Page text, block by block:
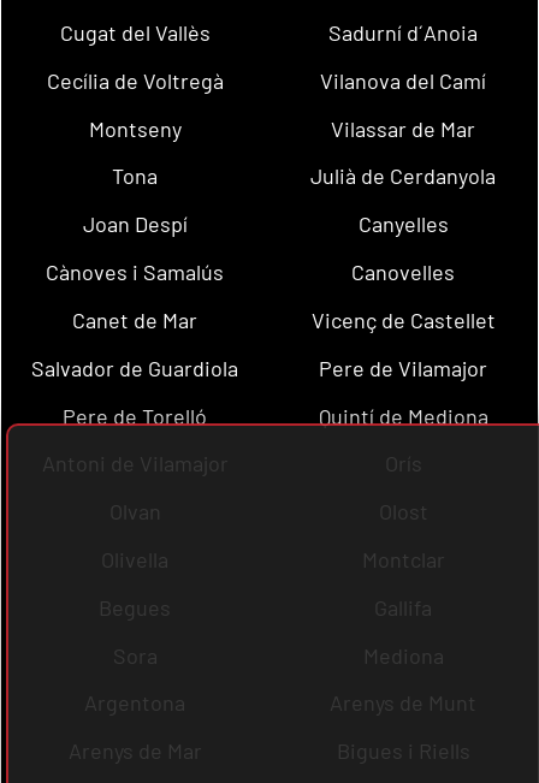
Cugat del Vallès
Sadurní d´Anoia
Cecília de Voltregà
Vilanova del Camí
Montseny
Vilassar de Mar
Tona
Julià de Cerdanyola
Joan Despí
Canyelles
Cànoves i Samalús
Canovelles
Canet de Mar
Vicenç de Castellet
Salvador de Guardiola
Pere de Vilamajor
Pere de Torelló
Quintí de Mediona
Antoni de Vilamajor
Orís
Olvan
Olost
Olivella
Montclar
Begues
Gallifa
Sora
Mediona
Argentona
Arenys de Munt
Arenys de Mar
Bigues i Riells